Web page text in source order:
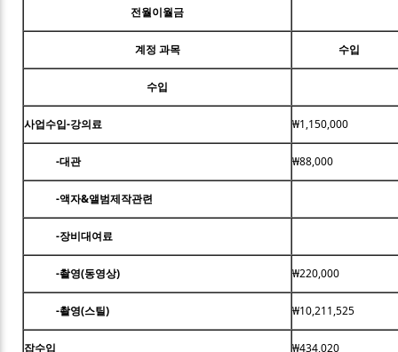
전월이월금
계정 과목 수입
수입
사업수입-강의료 ₩1,150,000
-대관 ₩88,000
-액자&앨범제작관련
-장비대여료
-촬영(동영상) ₩220,000
-촬영(스틸) ₩10,211,525
잡수입 ₩434,020
Sketchbook5, 스케치북5